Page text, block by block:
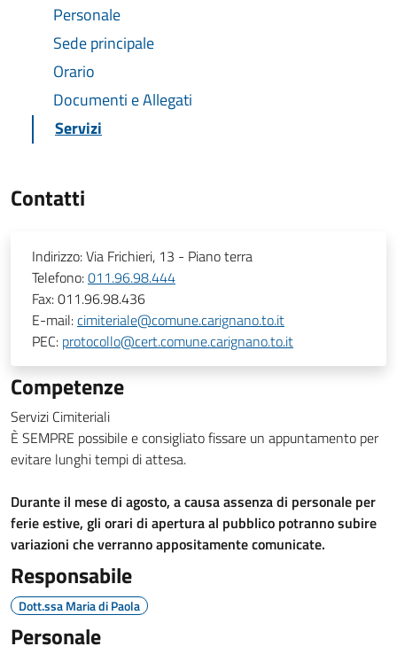
Personale
Sede principale
Orario
Documenti e Allegati
Servizi
Contatti
Indirizzo:Via Frichieri, 13 - Piano terra
Telefono:011.96.98.444
Fax:011.96.98.436
E-mail:cimiteriale@comune.carignano.to.it
PEC: protocollo@cert.comune.carignano.to.it
Competenze
Servizi Cimiteriali
È SEMPRE possibile e consigliato fissare un appuntamento per
evitare lunghi tempi di attesa.
Durante il mese di agosto, a causa assenza di personale per
ferie estive, gli orari di apertura al pubblico potranno subire
variazioni che verranno appositamente comunicate.
Responsabile
Dott.ssa Maria di Paola
Personale